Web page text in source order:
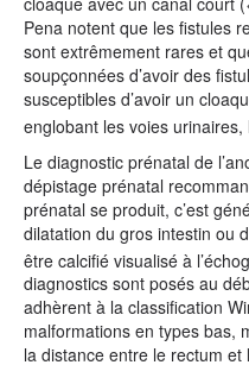
Pena notent que les fistules
sont extrêmement rares et
soupçonnées d’avoir des
susceptibles d’avoir un
englobant les voies
Le diagnostic prénatal de
dépistage prénatal
prénatal se produit, c’est
dilatation du gros intestin ou
être calcifié visualisé à
diagnostics sont posés au
adhèrent à la classification
malformations en types bas,
la distance entre le rectum